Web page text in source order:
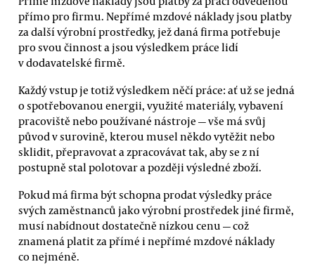
přímo pro firmu. Nepřímé mzdové náklady jsou platby
za další výrobní prostředky, jež daná firma potřebuje
pro svou činnost a jsou výsledkem práce lidí
v dodavatelské firmě.
Každý vstup je totiž výsledkem něčí práce: ať už se jedná
o spotřebovanou energii, využité materiály, vybavení
pracoviště nebo používané nástroje — vše má svůj
původ v surovině, kterou musel někdo vytěžit nebo
sklidit, přepravovat a zpracovávat tak, aby se z ní
postupně stal polotovar a později výsledné zboží.
Pokud má firma být schopna prodat výsledky práce
svých zaměstnanců jako výrobní prostředek jiné firmě,
musí nabídnout dostatečně nízkou cenu — což
znamená platit za přímé i nepřímé mzdové náklady
co nejméně.